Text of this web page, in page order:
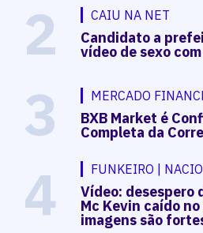
2 CAIU NA NET
Candidato a
vídeo de sexo
3 MERCADO
BXB Market é
Completa da
4 FUNKEIRO |
Vídeo: desespero
Mc Kevin caído
imagens são